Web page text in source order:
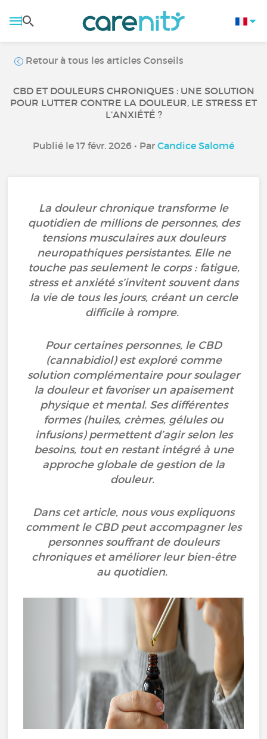
Retour à tous les articles Conseils
CBD ET DOULEURS CHRONIQUES : UNE SOLUTION
POUR LUTTER CONTRE LA DOULEUR, LE STRESS ET
L’ANXIÉTÉ ?
Publié le 17 févr. 2026 • Par Candice Salomé
La douleur chronique transforme le
quotidien de millions de personnes, des
tensions musculaires aux douleurs
neuropathiques persistantes. Elle ne
touche pas seulement le corps : fatigue,
stress et anxiété s’invitent souvent dans
la vie de tous les jours, créant un cercle
difficile à rompre.
Pour certaines personnes, le CBD
(cannabidiol) est exploré comme
solution complémentaire pour soulager
la douleur et favoriser un apaisement
physique et mental. Ses différentes
formes (huiles, crèmes, gélules ou
infusions) permettent d’agir selon les
besoins, tout en restant intégré à une
approche globale de gestion de la
douleur.
Dans cet article, nous vous expliquons
comment le CBD peut accompagner les
personnes souffrant de douleurs
chroniques et améliorer leur bien-être
au quotidien.